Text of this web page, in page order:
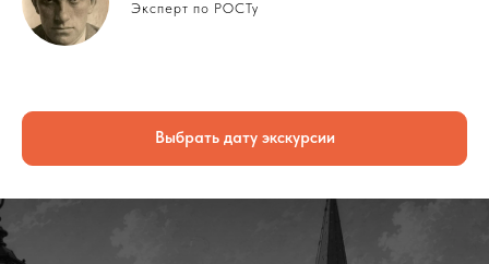
Эксперт по РОСТу
Выбрать дату экскурсии